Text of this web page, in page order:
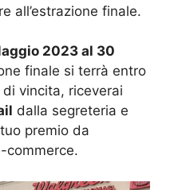
all’estrazione finale.
2023 al 30
finale si terrà entro
vincita, riceverai
dalla segreteria e
premio da
commerce.